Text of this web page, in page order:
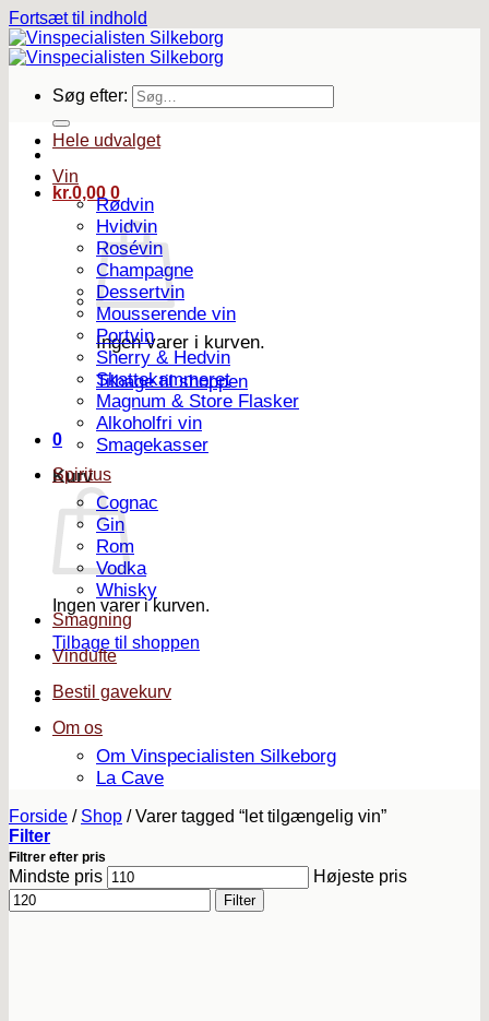
Fortsæt til indhold
Søg efter:
kr.0,00 0
Ingen varer i kurven.
Tilbage til shoppen
0
Kurv
Ingen varer i kurven.
Tilbage til shoppen
Hele udvalget
Vin
Rødvin
Hvidvin
Rosévin
Champagne
Dessertvin
Mousserende vin
Portvin
Sherry & Hedvin
Skattekammeret
Magnum & Store Flasker
Alkoholfri vin
Smagekasser
Spiritus
Cognac
Gin
Rom
Vodka
Whisky
Smagning
Vindufte
Bestil gavekurv
Om os
Om Vinspecialisten Silkeborg
La Cave
Forside / Shop /Varer tagged “let tilgængelig vin”
Filter
Filtrer efter pris
Mindste pris Højeste pris
Filter